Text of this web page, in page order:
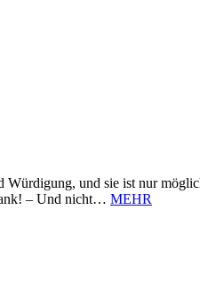
Würdigung, und sie ist nur
– Und nicht… MEHR